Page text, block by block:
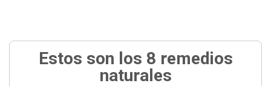
Estos son los 8 remedios
naturales